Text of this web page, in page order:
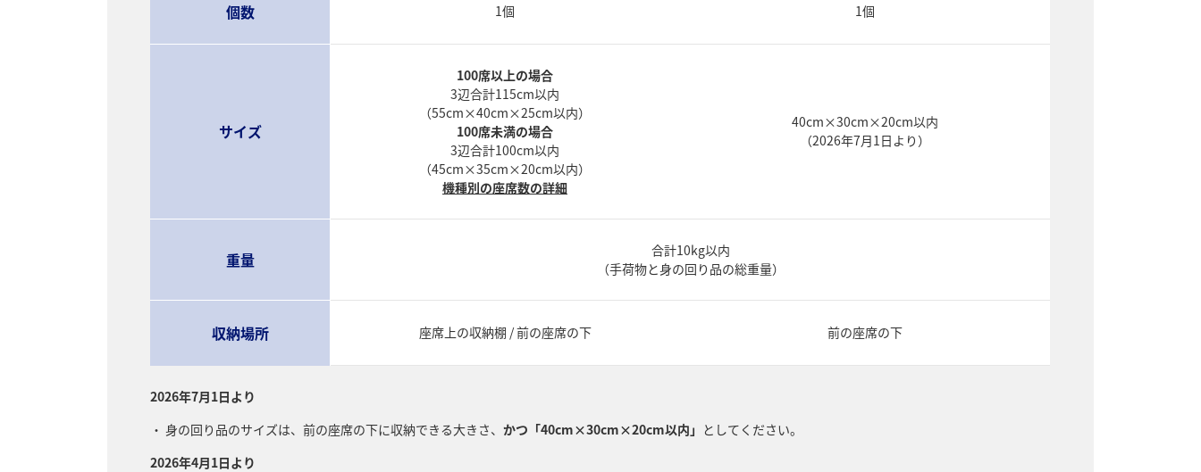
個数 1個 1個
サイズ
100席以上の場合
3辺合計115cm以内
（55cm×40cm×25cm以内）
100席未満の場合
3辺合計100cm以内
（45cm×35cm×20cm以内）
機種別の座席数の詳細
40cm×30cm×20cm以内
（2026年7月1日より）
重量
合計10kg以内
（手荷物と身の回り品の総重量）
収納場所 座席上の収納棚 / 前の座席の下 前の座席の下
2026年7月1日より
身の回り品のサイズは、前の座席の下に収納できる大きさ、 かつ「40cm×30cm×20cm以内」 としてください。
2026年4月1日より